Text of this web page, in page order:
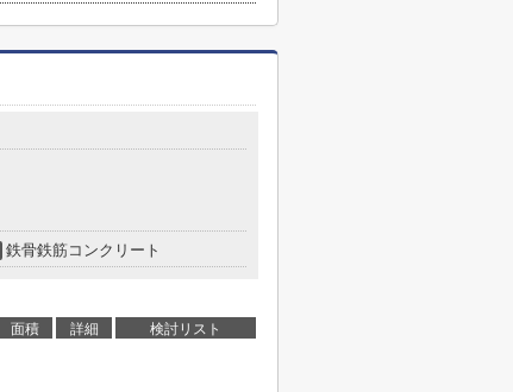
鉄骨鉄筋コンクリート
面積 詳細 検討リスト